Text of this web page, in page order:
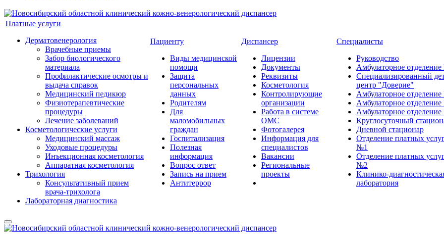
Платные услуги
Дерматовенерология
Врачебные приемы
Забор биологического
материала
Профилактические осмотры и
выдача справок
Медицинский педикюр
Физиотерапевтические
процедуры
Лечение заболеваний
Косметологические услуги
Медицинский массаж
Уходовые процедуры
Инъекционная косметология
Аппаратная косметология
Трихология
Консультативный прием
врача-трихолога
Лабораторная диагностика
Пациенту
Виды медицинской
помощи
Защита
персональных
данных
Родителям
Для
маломобильных
граждан
Госпитализация
Полезная
информация
Вопрос ответ
Запись на прием
Антитеррор
Диспансер
Лицензии
Документы
Реквизиты
Косметология
Контролирующие
организации
Работа в системе
ОМС
Фотогалерея
Информация для
специалистов
Вакансии
Региональные
проекты
Специалисты
Руководство
Амбулаторное
Специализированный
центр "Доверие"
Амбулаторное
Амбулаторное
Амбулаторное
Круглосуточный
Дневной стационар
Отделение платных
№1
Отделение платных
№2
Клинико-
лаборатория